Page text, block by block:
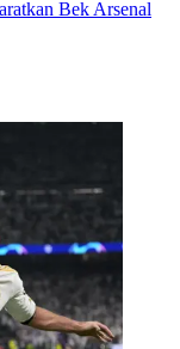
Bek Arsenal